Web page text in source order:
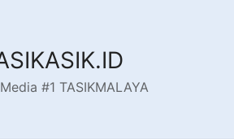
#1 TASIKMALAYA